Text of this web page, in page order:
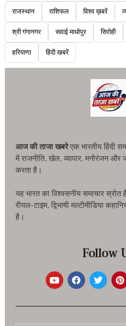
राजस्थान राशिफल विश्व ख़बरें
श्री गंगानगर सवाई माधोपुर सिरोही
हरियाणा हिंदी खबरें
आज की ताजा खबरेएक भारतीय हिंदी
में राजनीति, खेल, व्यापार, मनोरंजन और
करता है।
यह भारत का विश्वसनीय समाचार स्रोत
रीयल-टाइम, द्विभाषी मल्टीमीडिया
है।
Follow